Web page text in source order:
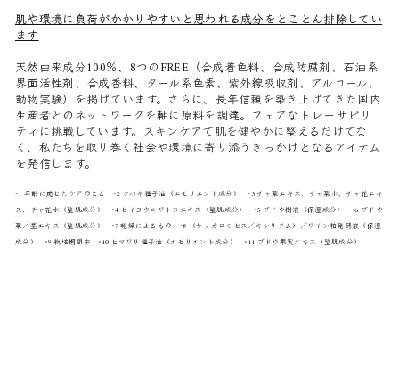
肌や環境に負荷がかかりやすいと思われる成分をとことん排除してい
ます
天然由来成分100％、8つのFREE（合成着色料、合成防腐剤、石油系
界面活性剤、合成香料、タール系色素、紫外線吸収剤、アルコール、
動物実験）を掲げています。さらに、長年信頼を築き上げてきた国内
生産者とのネットワークを軸に原料を調達。フェアなトレーサビリ
ティに挑戦しています。スキンケアで肌を健やかに整えるだけでな
く、私たちを取り巻く社会や環境に寄り添うきっかけとなるアイテム
を発信します。
*1 年齢に応じたケアのこと *2 ツバキ種子油（エモリエント成分） *3 チャ葉エキス、チャ葉水、チャ花エキ
ス、チャ花水（整肌成分） *4 セイヨウニワトコエキス（整肌成分） *5 ブドウ樹液（保湿成分） *6 ブドウ
葉／茎エキス（整肌成分） *7 乾燥によるもの *8 （サッカロミセス／キシリヌム）／ワイン粕発酵液（保湿
成分） *9 栽培期間中 *10 ヒマワリ種子油（エモリエント成分） *11 ブドウ果実エキス（整肌成分）